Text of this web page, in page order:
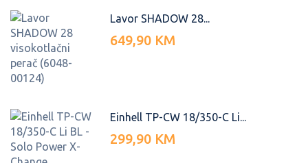
Lavor SHADOW 28...
649,90 KM
Einhell TP-CW 18/350-C Li...
299,90 KM